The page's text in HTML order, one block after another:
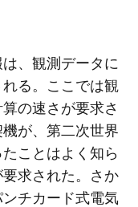
、観測データに
る。ここでは観
の速さが要求さ
が、第二次世界
ことはよく知ら
求された。さか
チカード式電気